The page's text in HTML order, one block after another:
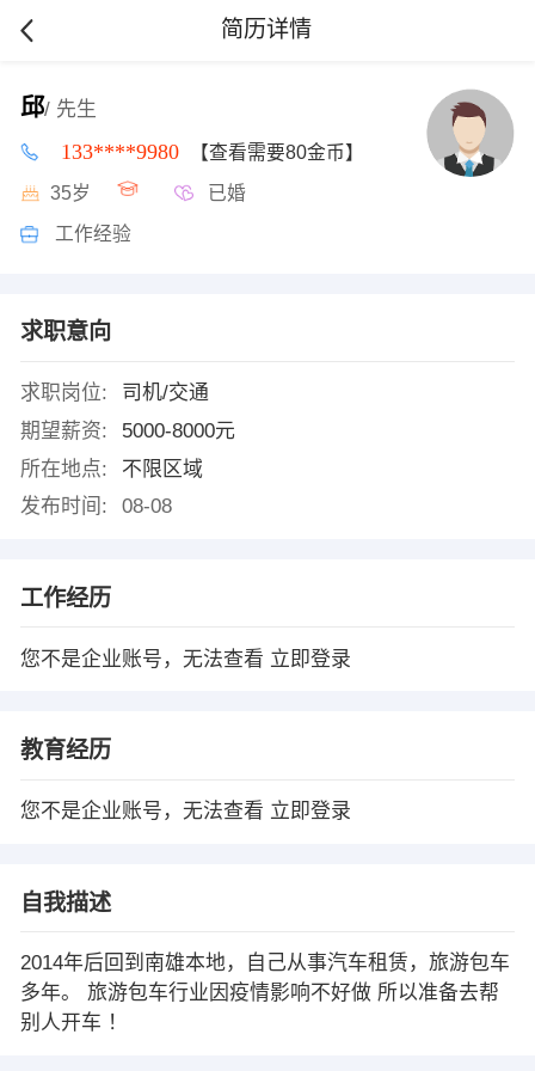
简历详情
邱/ 先生
133****9980 【查看需要80金币】
35岁 已婚
工作经验
求职意向
求职岗位:
司机/交通
期望薪资:
5000-8000元
所在地点:
不限区域
发布时间:
08-08
工作经历
您不是企业账号，无法查看 立即登录
教育经历
您不是企业账号，无法查看 立即登录
自我描述
2014年后回到南雄本地，自己从事汽车租赁，旅游包车
多年。 旅游包车行业因疫情影响不好做 所以准备去帮
别人开车 ！